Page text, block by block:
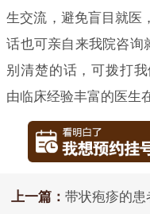
生交流，避免盲目就医
话也可亲自来我院咨询
别清楚的话，可拨打我
由临床经验丰富的医生
上一篇： 带状疱疹的患